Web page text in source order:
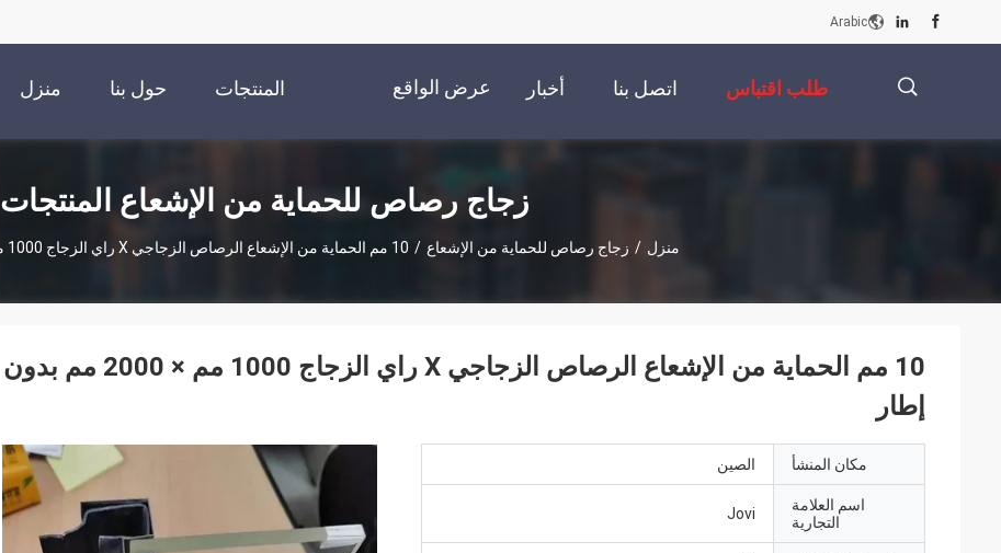
Arabic
منزل حول بنا المنتجات عرض الواقع أخبار اتصل بنا طلب اقتباس
زجاج رصاص للحماية من الإشعاع المنتجات
منزل / زجاج رصاص للحماية من الإشعاع / 10 مم الحماية من الإشعاع الرصاص الزجاجي X راي الزجاج 1000 مم × 2000 مم بدون إطار
10 مم الحماية من الإشعاع الرصاص الزجاجي X راي الزجاج 1000 مم × 2000 مم بدون
إطار
مكان المنشأ الصين
اسم العلامة
التجارية
Jovi